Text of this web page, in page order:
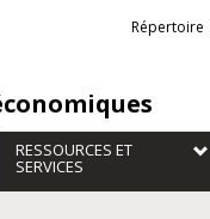
Liens
externes
Répertoire
RESSOURCES ET
SERVICES